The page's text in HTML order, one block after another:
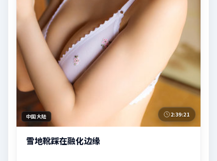
中国大陆 2:39:21
雪地靴踩在融化边缘